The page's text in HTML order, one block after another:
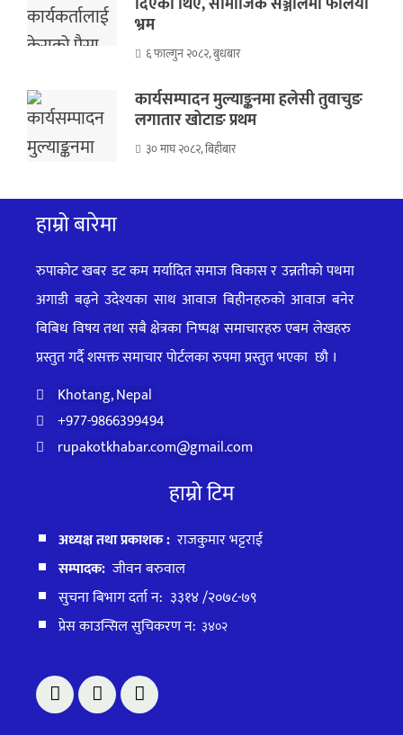
भ्रम
६ फाल्गुन २०८२, बुधबार
कार्यसम्पादन मुल्याङ्कनमा हलेसी तुवाचुङ
लगातार खोटाङ प्रथम
३० माघ २०८२, बिहीबार
हाम्रो बारेमा
रुपाकोट खबर डट कम मर्यादित समाज विकास र उन्नतीको पथमा
अगाडी बढ्ने उदेश्यका साथ आवाज बिहीनहरुको आवाज बनेर
बिबिध विषय तथा सबै क्षेत्रका निष्पक्ष समाचारहरु एबम लेखहरु
प्रस्तुत गर्दै शसक्त समाचार पोर्टलका रुपमा प्रस्तुतभएका छौ ।
Khotang, Nepal
+977-9866399494
rupakotkhabar.com@gmail.com
हाम्रो टिम
अध्यक्ष तथा प्रकाशक : राजकुमार भट्टराई
सम्पादक:जीवन बरुवाल
सुचना बिभाग दर्ता न: ३३१४ /२०७८-७९
प्रेस काउन्सिल सुचिकरण न: ३४०२